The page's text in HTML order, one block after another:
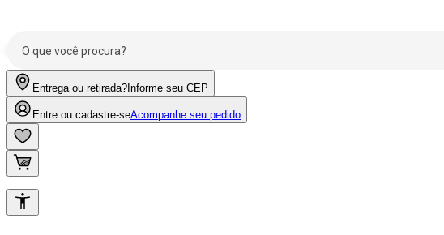
Entrega ou retirada? Informe seu CEP
Entre ou cadastre-seAcompanhe seu pedido